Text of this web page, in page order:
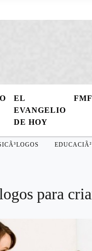
EL
EVANGELIO
DE HOY
para